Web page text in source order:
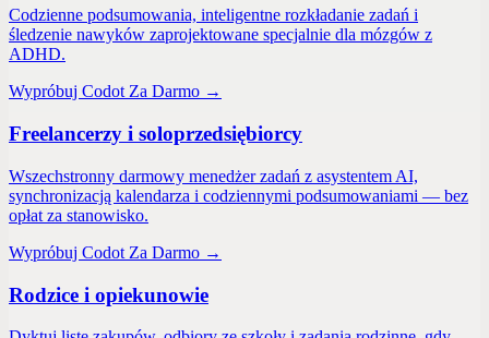
Codzienne podsumowania, inteligentne rozkładanie zadań i
śledzenie nawyków zaprojektowane specjalnie dla mózgów z
ADHD.
Wypróbuj Codot Za Darmo →
Freelancerzy i soloprzedsiębiorcy
Wszechstronny darmowy menedżer zadań z asystentem AI,
synchronizacją kalendarza i codziennymi podsumowaniami — bez
opłat za stanowisko.
Wypróbuj Codot Za Darmo →
Rodzice i opiekunowie